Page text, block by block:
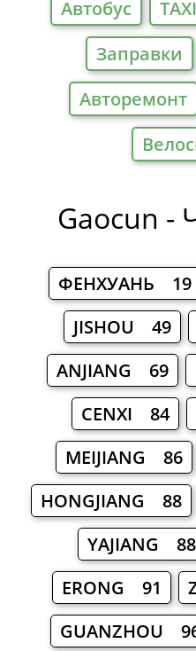
Автобус
TAXI
Заправки
Авторемонт
Gaocun -
ФЕНХУАНЬ 19
JISHOU 49
ANJIANG 69
CENXI 84
MEIJIANG 86
HONGJIANG 88
YAJIANG 88
ERONG 91
GUANZHOU